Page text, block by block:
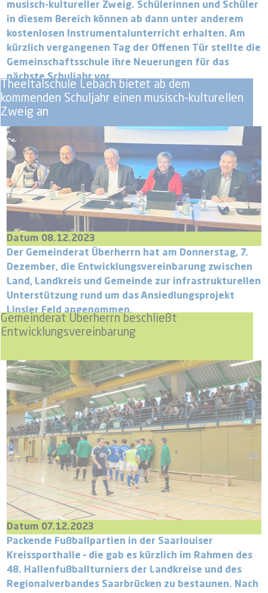
Theeltalschule Lebach bietet ab dem
kommenden Schuljahr einen musisch-kulturellen
Zweig an
musisch-kultureller Zweig. Schülerinnen und Schüler
in diesem Bereich können ab dann unter anderem
kostenlosen Instrumentalunterricht erhalten. Am
kürzlich vergangenen Tag der Offenen Tür stellte die
Gemeinschaftsschule ihre Neuerungen für das
nächste Schuljahr vor.
Gemeinderat Überherrn beschließt
Entwicklungsvereinbarung
Datum 08.12.2023
Der Gemeinderat Überherrn hat am Donnerstag, 7.
Dezember, die Entwicklungsvereinbarung zwischen
Land, Landkreis und Gemeinde zur infrastrukturellen
Unterstützung rund um das Ansiedlungsprojekt
Linsler Feld angenommen.
Datum 07.12.2023
Packende Fußballpartien in der Saarlouiser
Kreissporthalle – die gab es kürzlich im Rahmen des
48. Hallenfußballturniers der Landkreise und des
Regionalverbandes Saarbrücken zu bestaunen. Nach